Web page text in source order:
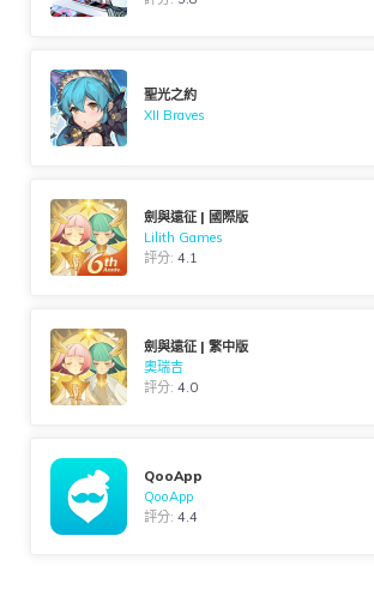
聖光之約
XII Braves
劍與遠征 | 國際版
Lilith Games
評分:4.1
劍與遠征 | 繁中版
奧瑞吉
評分:4.0
QooApp
QooApp
評分:4.4